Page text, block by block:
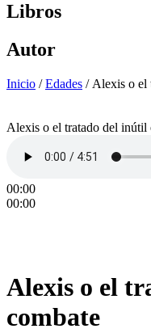
Libros
Autor
Inicio /Edades / Alexis o el
Alexis o el tratado del inútil
00:00
00:00
Alexis o el
combate